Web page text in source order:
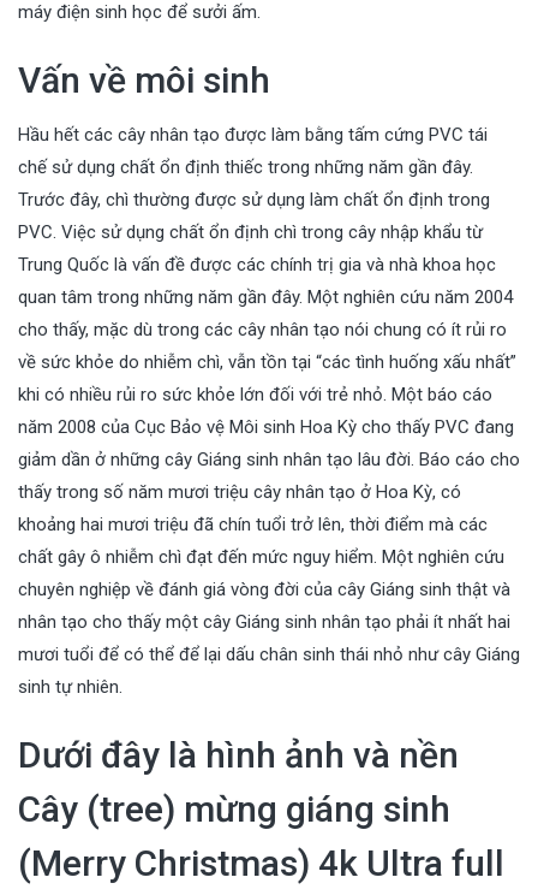
máy điện sinh học để sưởi ấm.
Vấn về môi sinh
Hầu hết các cây nhân tạo được làm bằng tấm cứng PVC tái
chế sử dụng chất ổn định thiếc trong những năm gần đây.
Trước đây, chì thường được sử dụng làm chất ổn định trong
PVC. Việc sử dụng chất ổn định chì trong cây nhập khẩu từ
Trung Quốc là vấn đề được các chính trị gia và nhà khoa học
quan tâm trong những năm gần đây. Một nghiên cứu năm 2004
cho thấy, mặc dù trong các cây nhân tạo nói chung có ít rủi ro
về sức khỏe do nhiễm chì, vẫn tồn tại “các tình huống xấu nhất”
khi có nhiều rủi ro sức khỏe lớn đối với trẻ nhỏ. Một báo cáo
năm 2008 của Cục Bảo vệ Môi sinh Hoa Kỳ cho thấy PVC đang
giảm dần ở những cây Giáng sinh nhân tạo lâu đời. Báo cáo cho
thấy trong số năm mươi triệu cây nhân tạo ở Hoa Kỳ, có
khoảng hai mươi triệu đã chín tuổi trở lên, thời điểm mà các
chất gây ô nhiễm chì đạt đến mức nguy hiểm. Một nghiên cứu
chuyên nghiệp về đánh giá vòng đời của cây Giáng sinh thật và
nhân tạo cho thấy một cây Giáng sinh nhân tạo phải ít nhất hai
mươi tuổi để có thể để lại dấu chân sinh thái nhỏ như cây Giáng
sinh tự nhiên.
Dưới đây là hình ảnh và nền
Cây (tree) mừng giáng sinh
(Merry Christmas) 4k Ultra full